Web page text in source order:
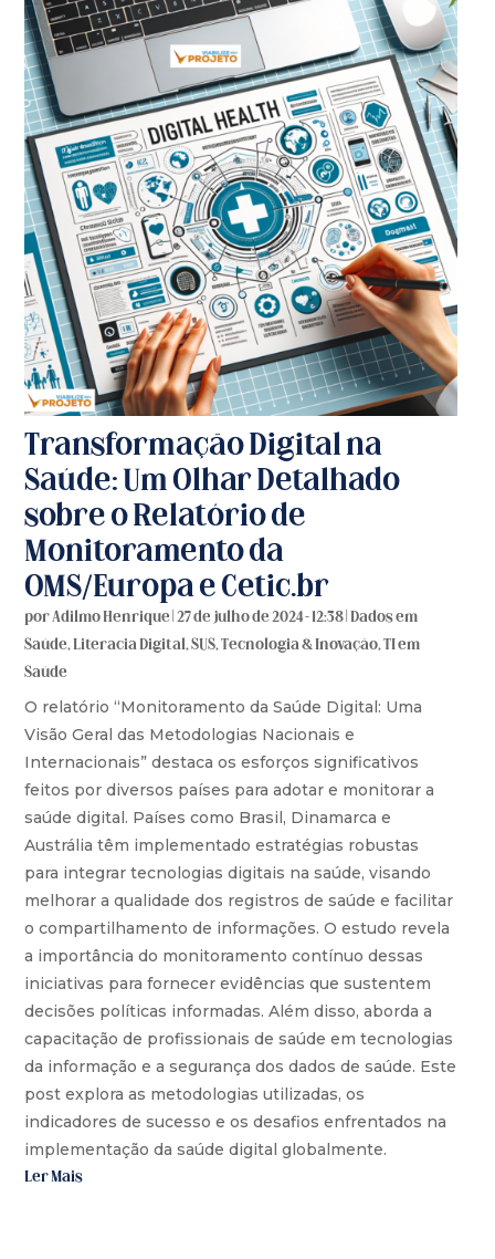
Transformação Digital na
Saúde: Um Olhar Detalhado
sobre o Relatório de
Monitoramento da
OMS/Europa e Cetic.br
porAdilmo Henrique |27 de julho de 2024 - 12:38 |Dados em
Saúde,Literacia Digital,SUS,Tecnologia & Inovação,TI em
Saúde
O relatório “Monitoramento da Saúde Digital: Uma
Visão Geral das Metodologias Nacionais e
Internacionais” destaca os esforços significativos
feitos por diversos países para adotar e monitorar a
saúde digital. Países como Brasil, Dinamarca e
Austrália têm implementado estratégias robustas
para integrar tecnologias digitais na saúde, visando
melhorar a qualidade dos registros de saúde e facilitar
o compartilhamento de informações. O estudo revela
a importância do monitoramento contínuo dessas
iniciativas para fornecer evidências que sustentem
decisões políticas informadas. Além disso, aborda a
capacitação de profissionais de saúde em tecnologias
da informação e a segurança dos dados de saúde. Este
post explora as metodologias utilizadas, os
indicadores de sucesso e os desafios enfrentados na
implementação da saúde digital globalmente.
Ler Mais